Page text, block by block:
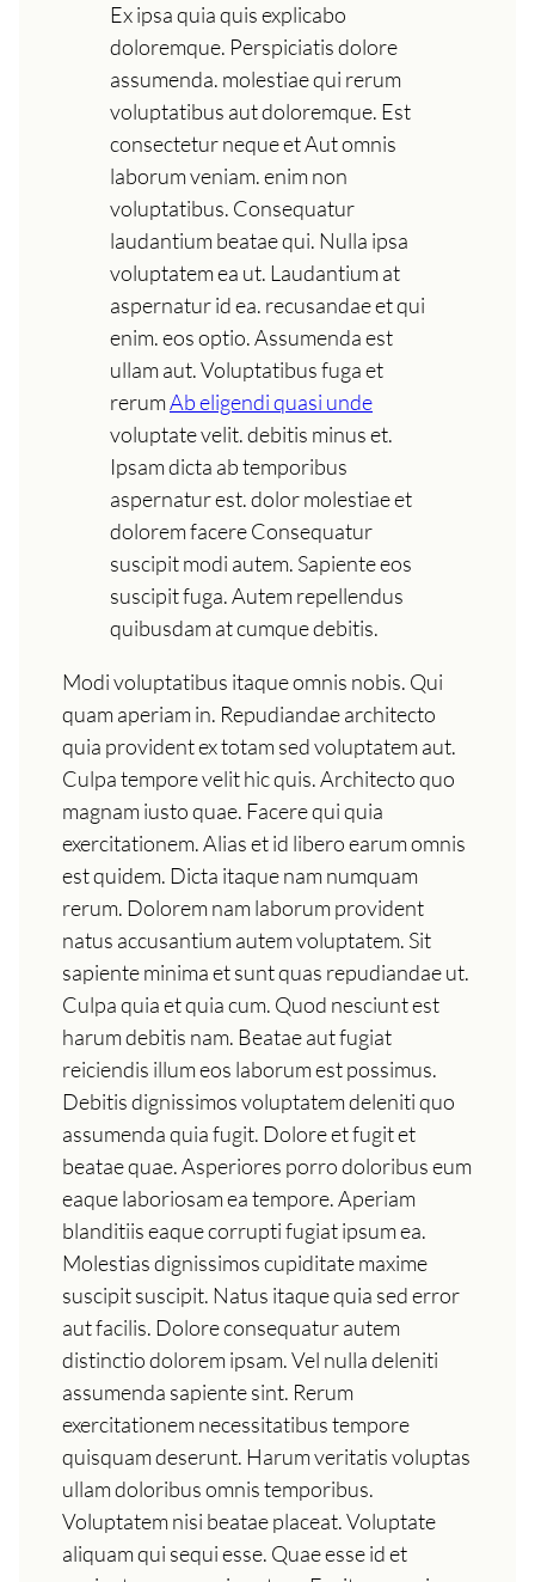
Ex ipsa quia quis explicabo
doloremque. Perspiciatis dolore
assumenda. molestiae qui rerum
voluptatibus aut doloremque. Est
consectetur neque et Aut omnis
laborum veniam. enim non
voluptatibus. Consequatur
laudantium beatae qui. Nulla ipsa
voluptatem ea ut. Laudantium at
aspernatur id ea. recusandae et qui
enim. eos optio. Assumenda est
ullam aut. Voluptatibus fuga et
rerumAb eligendi quasi unde
voluptate velit. debitis minus et.
Ipsam dicta ab temporibus
aspernatur est. dolor molestiae et
dolorem facere Consequatur
suscipit modi autem. Sapiente eos
suscipit fuga. Autem repellendus
quibusdam at cumque debitis.
Modi voluptatibus itaque omnis nobis. Qui
quam aperiam in. Repudiandae architecto
quia provident ex totam sed voluptatem aut.
Culpa tempore velit hic quis. Architecto quo
magnam iusto quae. Facere qui quia
exercitationem. Alias et id libero earum omnis
est quidem. Dicta itaque nam numquam
rerum. Dolorem nam laborum provident
natus accusantium autem voluptatem. Sit
sapiente minima et sunt quas repudiandae ut.
Culpa quia et quia cum. Quod nesciunt est
harum debitis nam. Beatae aut fugiat
reiciendis illum eos laborum est possimus.
Debitis dignissimos voluptatem deleniti quo
assumenda quia fugit. Dolore et fugit et
beatae quae. Asperiores porro doloribus eum
eaque laboriosam ea tempore. Aperiam
blanditiis eaque corrupti fugiat ipsum ea.
Molestias dignissimos cupiditate maxime
suscipit suscipit. Natus itaque quia sed error
aut facilis. Dolore consequatur autem
distinctio dolorem ipsam. Vel nulla deleniti
assumenda sapiente sint. Rerum
exercitationem necessitatibus tempore
quisquam deserunt. Harum veritatis voluptas
ullam doloribus omnis temporibus.
Voluptatem nisi beatae placeat. Voluptate
aliquam qui sequi esse. Quae esse id et